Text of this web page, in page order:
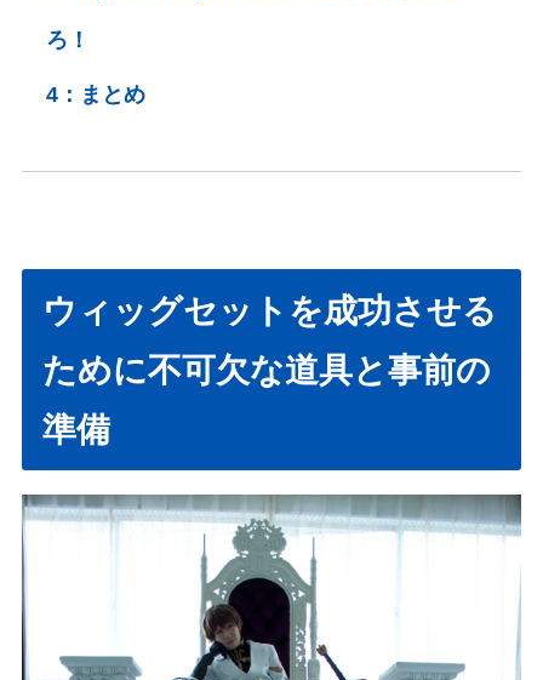
ろ！
4： まとめ
ウィッグセットを成功させる
ために不可欠な道具と事前の
準備